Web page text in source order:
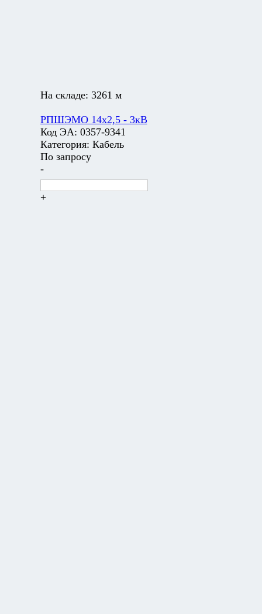
На складе: 3261 м
РПШЭМО 14х2,5 - 3кВ
Код ЭА: 0357-9341
Категория: Кабель
По запросу
-
+